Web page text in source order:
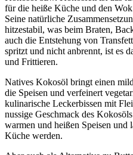
für die heiße Küche und den
Seine natürliche
hitzestabil, was beim Braten,
auch die Entstehung von
spritzt und nicht anbrennt, ist es
und Frittieren.
Natives Kokosöl bringt einen
die Speisen und verfeinert
kulinarische Leckerbissen mit
nussige Geschmack des
warmen und heißen Speisen und
Küche werden.